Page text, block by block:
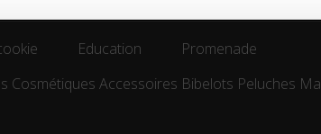
Education Promenade
Cosmétiques Accessoires Bibelots Peluches